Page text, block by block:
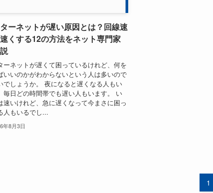
ーネットが遅い原因とは？回線速
くする12の方法をネット専門家
ーネットが遅くて困っているけれど、何を
いいのかがわからないという人は多いので
でしょうか。 夜になると遅くなる人もい
毎日どの時間帯でも遅い人もいます。 い
速いけれど、急に遅くなって今まさに困っ
人もいるでし...
年8月3日
1